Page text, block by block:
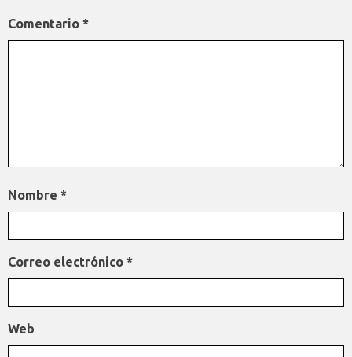
Comentario *
Nombre *
Correo electrónico *
Web